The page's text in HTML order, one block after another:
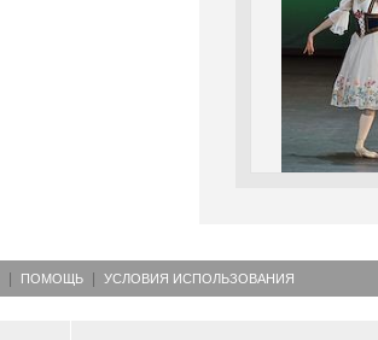
ПОМОЩЬ УСЛОВИЯ ИСПОЛЬЗОВАНИЯ